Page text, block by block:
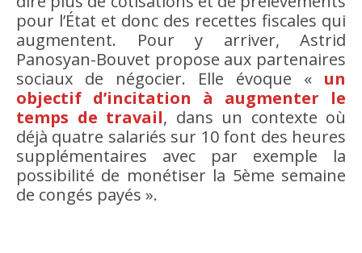
pour l’État et donc des recettes fiscales qui
augmentent. Pour y arriver, Astrid
Panosyan-Bouvet propose aux partenaires
sociaux de négocier. Elle évoque « un
objectif d’incitation à augmenter le
temps de travail, dans un contexte où
déjà quatre salariés sur 10 font des heures
supplémentaires avec par exemple la
possibilité de monétiser la 5ème semaine
de congés payés ».